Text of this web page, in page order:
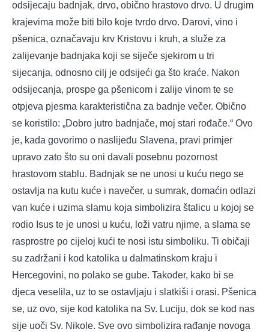
odsijecaju badnjak, drvo, obično hrastovo drvo. U drugim
krajevima može biti bilo koje tvrdo drvo. Darovi, vino i
pšenica, označavaju krv Kristovu i kruh, a služe za
zalijevanje badnjaka koji se siječe sjekirom u tri
sijecanja, odnosno cilj je odsijeći ga što kraće. Nakon
odsijecanja, prospe ga pšenicom i zalije vinom te se
otpjeva pjesma karakteristična za badnje večer. Obično
se koristilo: „Dobro jutro badnjače, moj stari rođače.“ Ovo
je, kada govorimo o naslijeđu Slavena, pravi primjer
upravo zato što su oni davali posebnu pozornost
hrastovom stablu. Badnjak se ne unosi u kuću nego se
ostavlja na kutu kuće i navečer, u sumrak, domaćin odlazi
van kuće i uzima slamu koja simbolizira štalicu u kojoj se
rodio Isus te je unosi u kuću, loži vatru njime, a slama se
rasprostre po cijeloj kući te nosi istu simboliku. Ti običaji
su zadržani i kod katolika u dalmatinskom kraju i
Hercegovini, no polako se gube. Također, kako bi se
djeca veselila, uz to se ostavljaju i slatkiši i orasi. Pšenica
se, uz ovo, sije kod katolika na Sv. Luciju, dok se kod nas
sije uoči Sv. Nikole. Sve ovo simbolizira rađanje novoga